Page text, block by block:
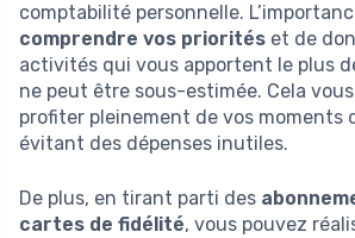
comptabilité personnelle.
comprendre vos priorités et de
activités qui vous apportent le plus
ne peut être sous-estimée. Cela
profiter pleinement de vos moments
évitant des dépenses inutiles.
De plus, en tirant parti des
cartes de fidélité, vous pouvez